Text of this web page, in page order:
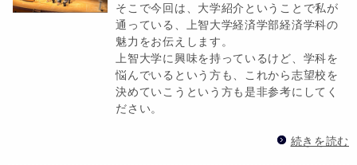
そこで今回は、大学紹介ということで私が
通っている、上智大学経済学部経済学科の
魅力をお伝えします。
上智大学に興味を持っているけど、学科を
悩んでいるという方も、これから志望校を
決めていこうという方も是非参考にしてく
ださい。
続きを読む